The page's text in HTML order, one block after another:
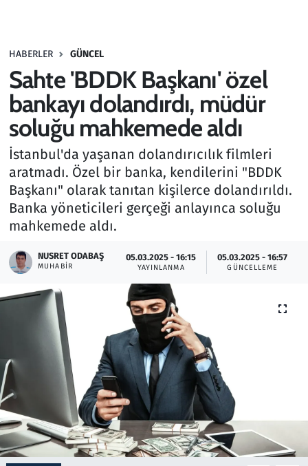
HABERLER GÜNCEL
Sahte 'BDDK Başkanı' özel
bankayı dolandırdı, müdür
soluğu mahkemede aldı
İstanbul'da yaşanan dolandırıcılık filmleri
aratmadı. Özel bir banka, kendilerini "BDDK
Başkanı" olarak tanıtan kişilerce dolandırıldı.
Banka yöneticileri gerçeği anlayınca soluğu
mahkemede aldı.
NUSRET ODABAŞ
MUHABIR
05.03.2025 - 16:15
YAYINLANMA
05.03.2025 - 16:57
GÜNCELLEME
Haber
Kültür Sanat
Kurumsal Haberler
Lezzet Durağı
Memur ve Kamu
Otomobil
Oyun
Ramazan
Resmi İlanlar
Rüya Tabirleri
Sağlık
Savunma Sanayi